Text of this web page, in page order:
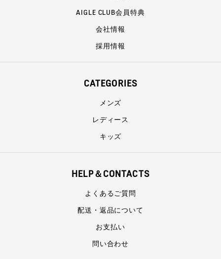
AIGLE CLUB会員特典
会社情報
採用情報
CATEGORIES
メンズ
レディース
キッズ
HELP＆CONTACTS
よくあるご質問
配送・返品について
お支払い
問い合わせ